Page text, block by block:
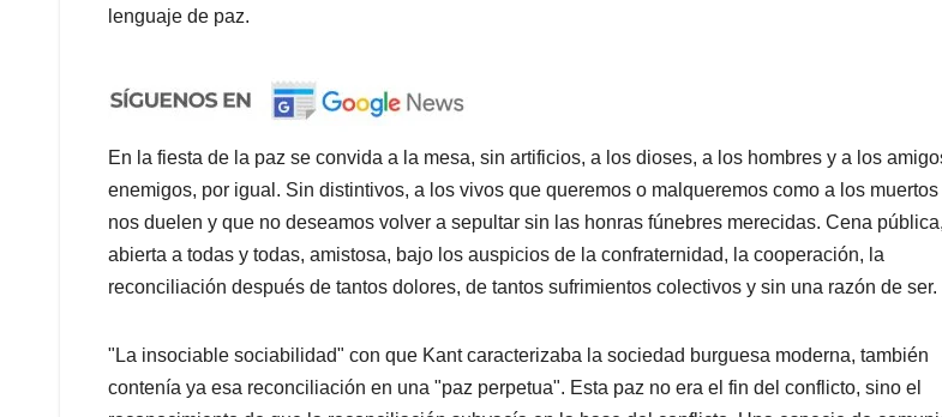
lenguaje de paz.
En la fiesta de la paz se convida a la mesa, sin artificios, a los dioses, a los hombres y a los
enemigos, por igual. Sin distintivos, a los vivos que queremos o malqueremos como a los
nos duelen y que no deseamos volver a sepultar sin las honras fúnebres merecidas. Cena pública,
abierta a todas y todas, amistosa, bajo los auspicios de la confraternidad, la cooperación, la
reconciliación después de tantos dolores, de tantos sufrimientos colectivos y sin una razón de ser.
"La insociable sociabilidad" con que Kant caracterizaba la sociedad burguesa moderna, también
contenía ya esa reconciliación en una "paz perpetua". Esta paz no era el fin del conflicto, sino el